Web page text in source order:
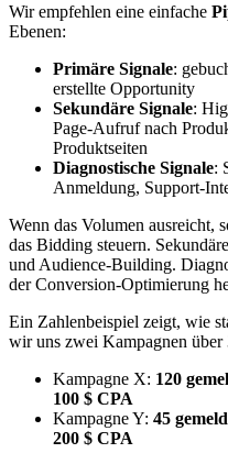
Wir empfehlen eine einfache
Ebenen:
Primäre Signale:
erstellte Opportunity
Sekundäre Signale:
Page-Aufruf nach
Produktseiten
Diagnostische Signale:
Anmeldung, Support-
Wenn das Volumen ausreicht,
das Bidding steuern.
und Audience-Building.
der Conversion-Optimierung
Ein Zahlenbeispiel zeigt, wie
wir uns zwei Kampagnen über
Kampagne X: 120
100 $ CPA
Kampagne Y: 45
200 $ CPA